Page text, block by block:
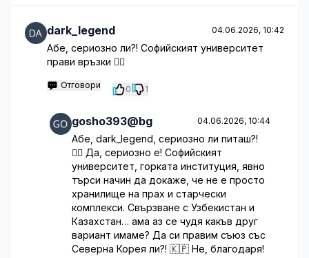
dark_legend 04.06.2026, 10:42
Абе, сериозно ли?! Софийският университет
прави връзки 🤷‍♂️
Отговори 0 1
gosho393@bg 04.06.2026, 10:44
Абе, dark_legend, сериозно ли питаш?!
🤦‍♂️ Да, сериозно е! Софийският
университет, горката институция, явно
търси начин да докаже, че не е просто
хранилище на прах и старчески
комплекси. Свързване с Узбекистан и
Казахстан… ама аз се чудя какъв друг
вариант имаме? Да си правим съюз със
Северна Корея ли?! 🇰🇵 Не, благодаря!